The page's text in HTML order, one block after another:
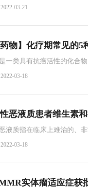
中治疗效果有限。
2022-03-21
药物】化疗期常见的5
一类具有抗癌活性的化合
肿瘤患者带来了巨大的疗效
2022-03-18
恶液质患者维生素
液质指在临床上难治的、
活跃，不能或不适合进行积
2022-03-18
实体瘤适应症获